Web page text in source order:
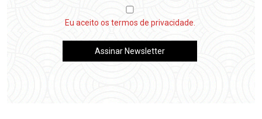
Eu aceito os termos de privacidade.